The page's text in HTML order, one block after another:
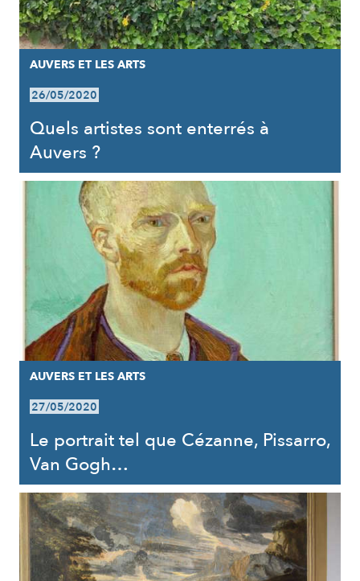
AUVERS ET LES ARTS
26/05/2020
Quels artistes sont enterrés à
Auvers ?
AUVERS ET LES ARTS
27/05/2020
Le portrait tel que Cézanne, Pissarro,
Van Gogh…